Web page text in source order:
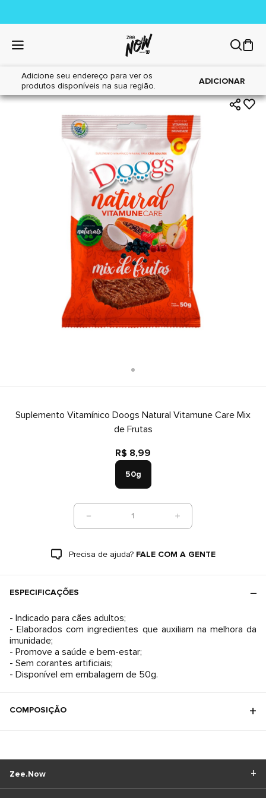
Adicione seu endereço para ver os
produtos disponíveis na sua região.
ADICIONAR
Home|Cães|Petiscos
Suplemento Vitamínico Doogs Natural Vitamune Care Mix
de Frutas
R$ 8,99
50g
1
Precisa de ajuda? FALE COM A GENTE
ESPECIFICAÇÕES
- Indicado para cães adultos;
- Elaborados com ingredientes que auxiliam na melhora da
imunidade;
- Promove a saúde e bem-estar;
- Sem corantes artificiais;
- Disponível em embalagem de 50g.
COMPOSIÇÃO
Zee.Now